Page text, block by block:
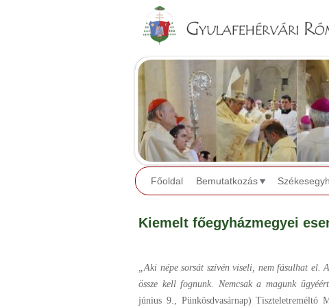
Főoldal Bemutatkozás
Kiemelt főegyházmegyei
„Aki népe sorsát szívén viseli, nem fásulhat el.
össze kell fognunk. Nemcsak a magunk
június 9., Pünkösdvasárnap)